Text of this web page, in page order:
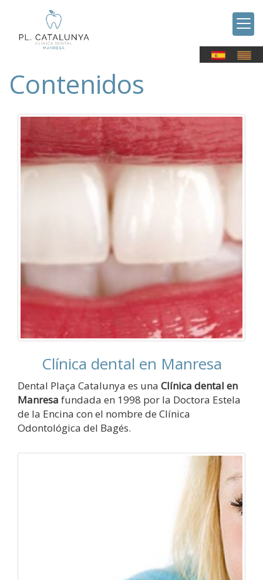
Contenidos
Clínica dental en Manresa
Dental Plaça Catalunya es una Clínica dental en
Manresa fundada en 1998 por la Doctora Estela
de la Encina con el nombre de Clínica
Odontológica del Bagés.